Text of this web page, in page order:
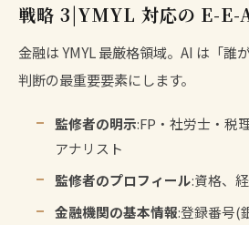
戦略 3|YMYL 対応の E-E-
金融は YMYL 最厳格領域。AI は「誰
判断の最重要要素にします。
監修者の明示:FP・社労士・税
アナリスト
監修者のプロフィール:資格、
金融機関の基本情報:登録番号(